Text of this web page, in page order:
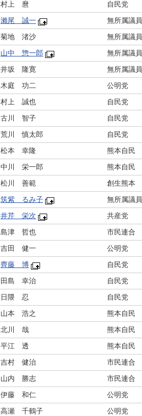
村上 麿 自民党
瀨尾 誠一 無所属議員
菊地 渚沙 無所属議員
山中 惣一郎 無所属議員
井坂 隆寛 無所属議員
木庭 功二 公明党
村上 誠也 自民党
古川 智子 自民党
荒川 慎太郎 自民党
松本 幸隆 熊本自民
中川 栄一郎 熊本自民
松川 善範 創生熊本
筑紫 るみ子 無所属議員
井芹 栄次 共産党
島津 哲也 市民連合
吉田 健一 公明党
齊藤 博 自民党
田島 幸治 自民党
日隈 忍 自民党
山本 浩之 熊本自民
北川 哉 熊本自民
平江 透 熊本自民
吉村 健治 市民連合
山内 勝志 市民連合
伊藤 和仁 公明党
高瀬 千鶴子 公明党